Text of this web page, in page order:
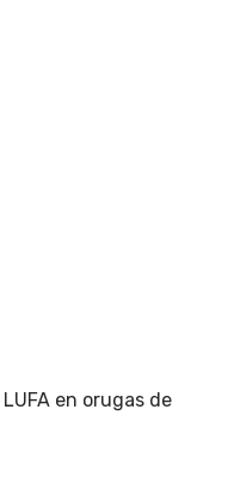
LUFA en orugas de